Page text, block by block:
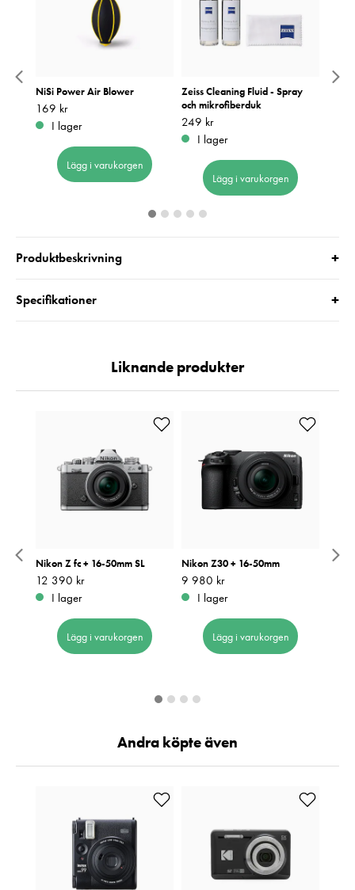
NiSi Power Air Blower
Pris: 169 kr
169 kr
I lager
Lägg i varukorgen
Zeiss Cleaning Fluid - Spray
och mikrofiberduk
Pris: 249 kr
249 kr
I lager
Lägg i varukorgen
Produktbeskrivning +
Specifikationer +
Liknande produkter
IV
Nikon Z fc + 16-50mm SL
Pris :12 390 kr
12 390 kr
I lager
Lägg i varukorgen
Nikon Z30 + 16-50mm
Pris:9 980 kr
9 980 kr
I lager
Lägg i varukorgen
Andra köpte även